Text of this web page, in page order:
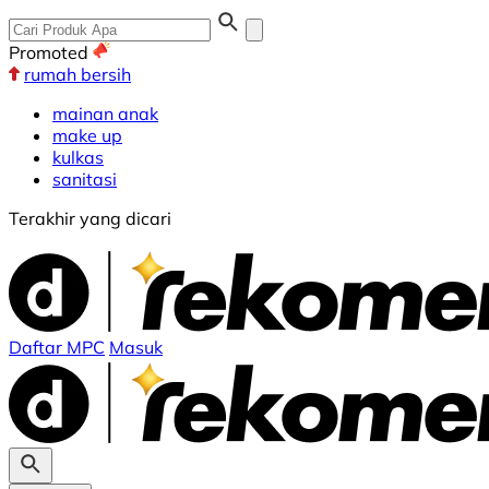
Promoted
rumah bersih
mainan anak
make up
kulkas
sanitasi
Terakhir yang dicari
Daftar MPC Masuk